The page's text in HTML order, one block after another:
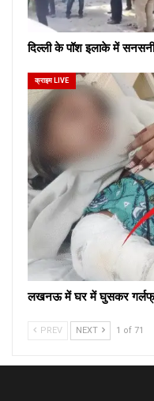
दिल्ली के पॉश इलाके में
क्राइम LIVE
लखनऊ में घर में घुसकर
PREV NEXT 1 of 71